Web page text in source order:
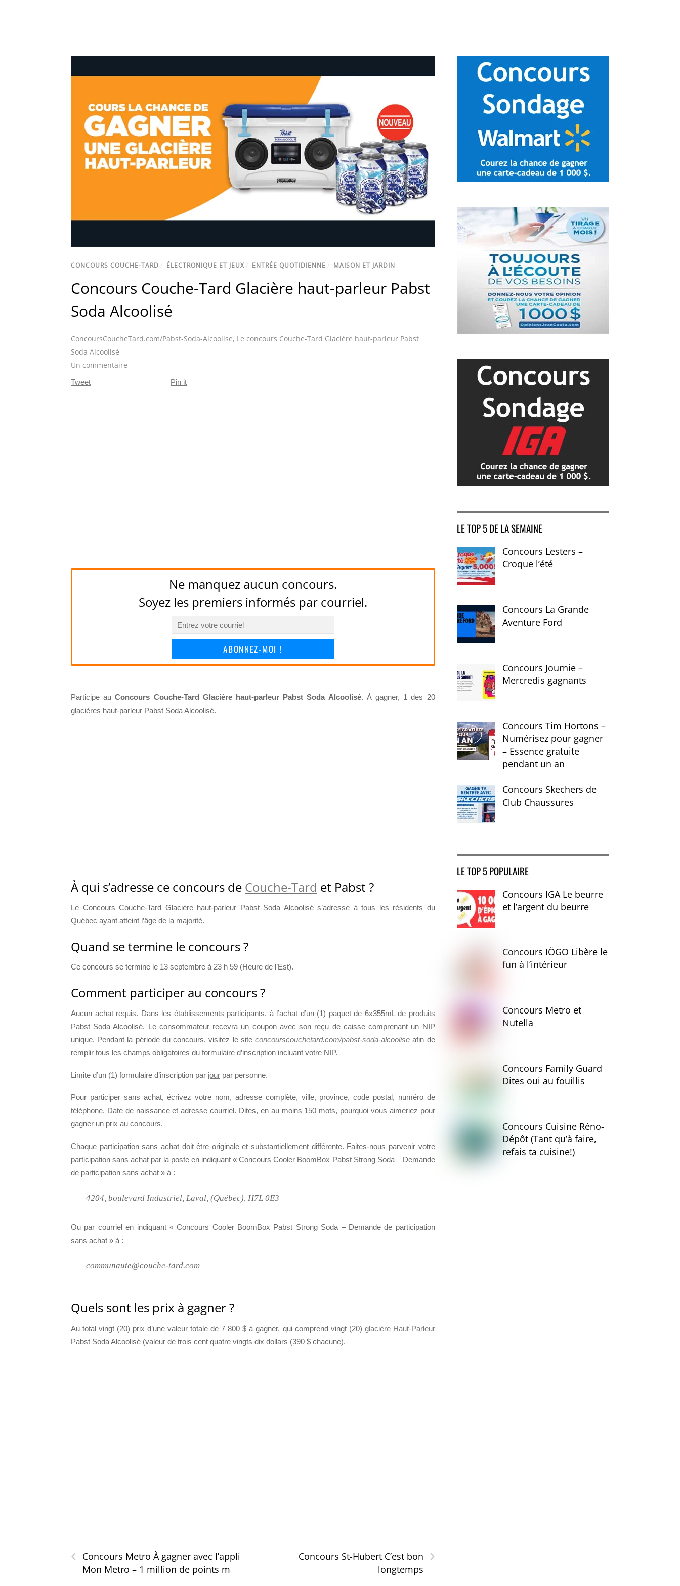
CONCOURS COUCHE-TARD / ÉLECTRONIQUE ET JEUX/ ENTRÉE QUOTIDIENNE / MAISON ET JARDIN
Concours Couche-Tard Glacière haut-parleur Pabst
Soda Alcoolisé
ConcoursCoucheTard.com/Pabst-Soda-Alcoolise, Le concours Couche-Tard Glacière haut-parleur Pabst
Soda Alcoolisé
Un commentaire
Tweet Pin it
Ne manquez aucun concours.
Soyez les premiers informés par courriel.
ABONNEZ-MOI !
Participe auConcours Couche-Tard Glacière haut-parleur Pabst Soda Alcoolisé. À gagner, 1 des 20
glacières haut-parleur Pabst Soda Alcoolisé.
À qui s’adresse ce concours de Couche-Tard et Pabst ?
Le Concours Couche-Tard Glacière haut-parleur Pabst Soda Alcoolisé s’adresse à tous les résidents du
Québec ayant atteint l’âge de la majorité.
Quand se termine le concours ?
Ce concours se termine le 13 septembre à 23 h 59 (Heure de l’Est).
Comment participer au concours ?
Aucun achat requis. Dans les établissements participants, à l’achat d’un (1) paquet de 6x355mL de produits
Pabst Soda Alcoolisé. Le consommateur recevra un coupon avec son reçu de caisse comprenant un NIP
unique. Pendant la période du concours, visitez le siteconcourscouchetard.com/pabst-soda-alcoolise afin de
remplir tous les champs obligatoires du formulaire d’inscription incluant votre NIP.
Limite d’un (1) formulaire d’inscription par jour par personne.
Pour participer sans achat, écrivez votre nom, adresse complète, ville, province, code postal, numéro de
téléphone. Date de naissance et adresse courriel. Dites, en au moins 150 mots, pourquoi vous aimeriez pour
gagner un prix au concours.
Chaque participation sans achat doit être originale et substantiellement différente. Faites-nous parvenir votre
participation sans achat par la poste en indiquant « Concours Cooler BoomBox Pabst Strong Soda – Demande
de participation sans achat » à :
4204, boulevard Industriel, Laval, (Québec), H7L 0E3
Ou par courriel en indiquant « Concours Cooler BoomBox Pabst Strong Soda – Demande de participation
sans achat » à :
communaute@couche-tard.com
Quels sont les prix à gagner ?
Au total vingt (20) prix d’une valeur totale de 7 800 $ à gagner, qui comprend vingt (20) glacière Haut-Parleur
Pabst Soda Alcoolisé (valeur de trois cent quatre vingts dix dollars (390 $ chacune).
‹
Concours Metro À gagner avec l’appli
Mon Metro – 1 million de points m
›
Concours St-Hubert C’est bon
longtemps
LE TOP 5 DE LA SEMAINE
Concours Lesters –
Croque l’été
Concours La Grande
Aventure Ford
Concours Journie –
Mercredis gagnants
Concours Tim Hortons –
Numérisez pour gagner
– Essence gratuite
pendant un an
Concours Skechers de
Club Chaussures
LE TOP 5 POPULAIRE
Concours IGA Le beurre
et l’argent du beurre
Concours IÖGO Libère le
fun à l’intérieur
Concours Metro et
Nutella
Concours Family Guard
Dites oui au fouillis
Concours Cuisine Réno-
Dépôt (Tant qu’à faire,
refais ta cuisine!)